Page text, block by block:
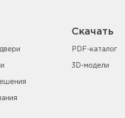
Скачать
PDF-каталог
3D-модели